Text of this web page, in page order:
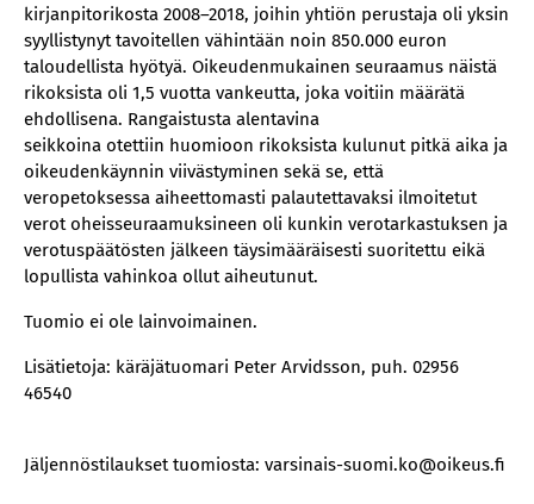
kirjanpitorikosta 2008–2018, joihin yhtiön perustaja oli yksin
syyllistynyt tavoitellen vähintään noin 850.000 euron
taloudellista hyötyä. Oikeudenmukainen seuraamus näistä
rikoksista oli 1,5 vuotta vankeutta, joka voitiin määrätä
ehdollisena. Rangaistusta alentavina
seikkoina otettiin huomioon rikoksista kulunut pitkä aika ja
oikeudenkäynnin viivästyminen sekä se, että
veropetoksessa aiheettomasti palautettavaksi ilmoitetut
verot oheisseuraamuksineen oli kunkin verotarkastuksen ja
verotuspäätösten jälkeen täysimääräisesti suoritettu eikä
lopullista vahinkoa ollut aiheutunut.
Tuomio ei ole lainvoimainen.
Lisätietoja: käräjätuomari Peter Arvidsson, puh. 02956
46540
Jäljennöstilaukset tuomiosta: varsinais-suomi.ko@oikeus.fi